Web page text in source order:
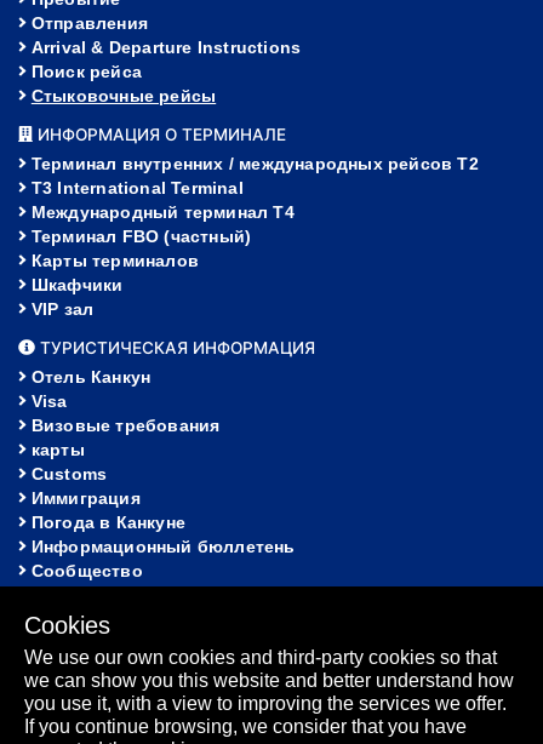
Отправления
Arrival & Departure Instructions
Поиск рейса
Стыковочные рейсы
ИНФОРМАЦИЯ О ТЕРМИНАЛЕ
Терминал внутренних / международных рейсов T2
T3 International Terminal
Международный терминал Т4
Терминал FBO (частный)
Карты терминалов
Шкафчики
VIP зал
ТУРИСТИЧЕСКАЯ ИНФОРМАЦИЯ
Отель Канкун
Visa
Визовые требования
карты
Customs
Иммиграция
Погода в Канкуне
Информационный бюллетень
Сообщество
FAQ
Потерянное и найденное
карта сайта
Информационный бюллетень
Cookies
We use our own cookies and third-party cookies so that
we can show you this website and better understand how
you use it, with a view to improving the services we offer.
If you continue browsing, we consider that you have